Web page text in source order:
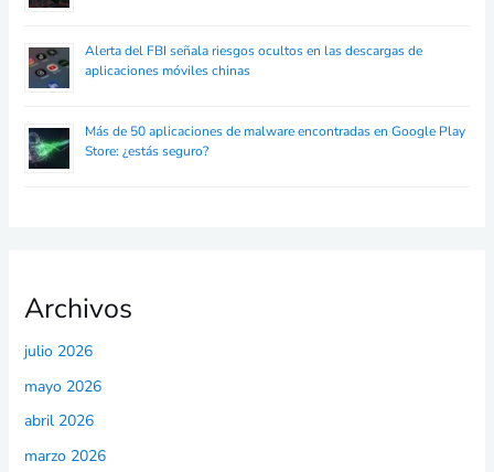
Alerta del FBI señala riesgos ocultos en las descargas de
aplicaciones móviles chinas
Más de 50 aplicaciones de malware encontradas en Google Play
Store: ¿estás seguro?
Archivos
julio 2026
mayo 2026
abril 2026
marzo 2026